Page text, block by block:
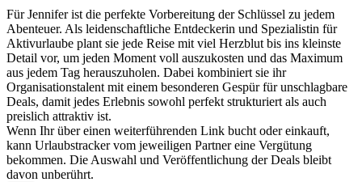
Für Jennifer ist die perfekte Vorbereitung der Schlüssel zu jedem
Abenteuer. Als leidenschaftliche Entdeckerin und Spezialistin für
Aktivurlaube plant sie jede Reise mit viel Herzblut bis ins kleinste
Detail vor, um jeden Moment voll auszukosten und das Maximum
aus jedem Tag herauszuholen. Dabei kombiniert sie ihr
Organisationstalent mit einem besonderen Gespür für unschlagbare
Deals, damit jedes Erlebnis sowohl perfekt strukturiert als auch
preislich attraktiv ist.
Wenn Ihr über einen weiterführenden Link bucht oder einkauft,
kann Urlaubstracker vom jeweiligen Partner eine Vergütung
bekommen. Die Auswahl und Veröffentlichung der Deals bleibt
davon unberührt.